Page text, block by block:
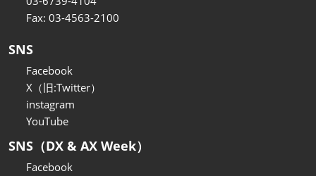
Fax: 03-4563-2100
SNS
Facebook
X（旧:Twitter）
instagram
YouTube
SNS（DX & AX Week）
Facebook